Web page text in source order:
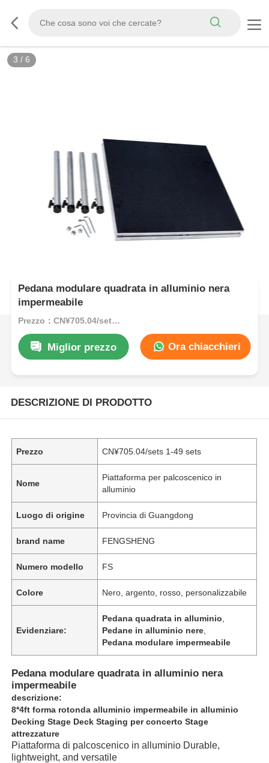
3 / 6
Pedana modulare quadrata in alluminio nera
impermeabile
Prezzo：CN¥705.04/sets 1-49 sets
Miglior prezzo Ora chiacchieri
DESCRIZIONE DI PRODOTTO
Prezzo CN¥705.04/sets 1-49 sets
Nome
Piattaforma per palcoscenico in
alluminio
Luogo di origine Provincia di Guangdong
brand name FENGSHENG
Numero modello FS
Colore Nero, argento, rosso, personalizzabile
Evidenziare:
Pedana quadrata in alluminio
Pedane in alluminio nere
Pedana modulare impermeabile
Pedana modulare quadrata in alluminio nera
impermeabile
descrizione:
8*4ft forma rotonda alluminio impermeabile in alluminio
Decking Stage Deck Staging per concerto Stage
attrezzature
Piattaforma di palcoscenico in alluminio Durable,
lightweight, and versatile